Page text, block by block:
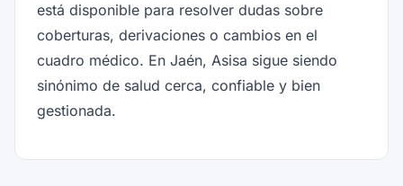
está disponible para resolver dudas sobre
coberturas, derivaciones o cambios en el
cuadro médico. En Jaén, Asisa sigue siendo
sinónimo de salud cerca, confiable y bien
gestionada.